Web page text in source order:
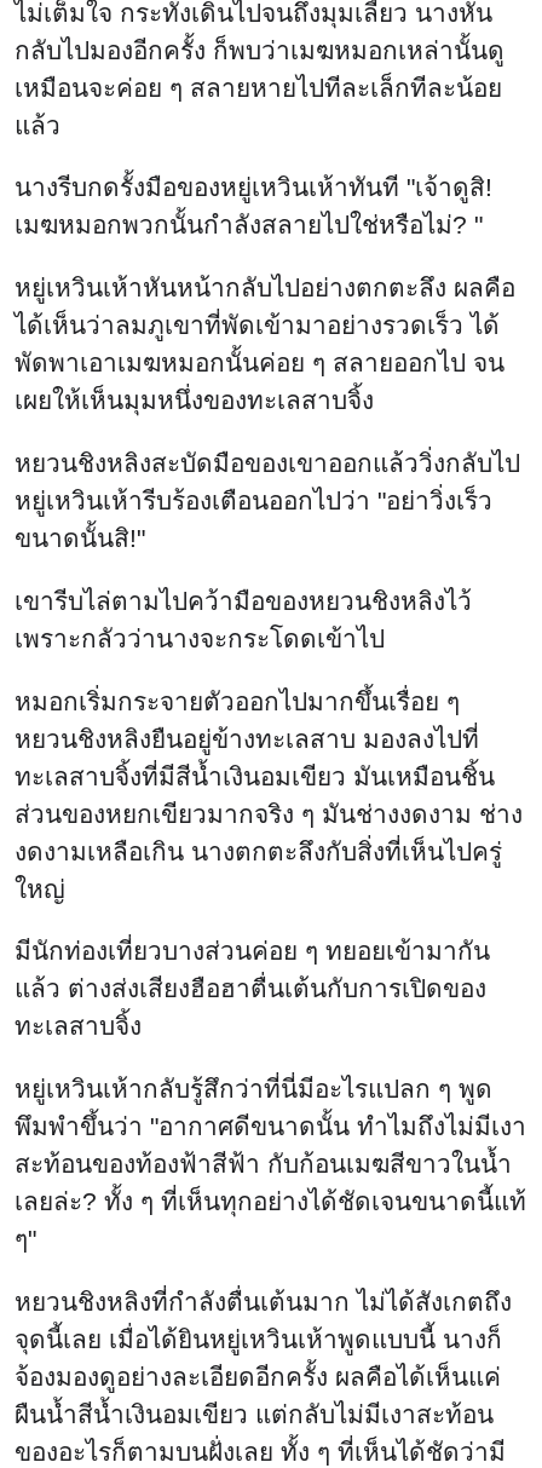
หยวนชิงหลิงที่กำลังตื่นเต้นมาก ไม่ได้สังเกตถึง
จุดนี้เลย เมื่อได้ยินหยู่เหวินเห้าพูดแบบนี้ นางก็
จ้องมองดูอย่างละเอียดอีกครั้ง ผลคือได้เห็นแค่
ผืนน้ำสีน้ำเงินอมเขียว แต่กลับไม่มีเงาสะท้อน
ของอะไรก็ตามบนฝั่งเลย ทั้ง ๆ ที่เห็นได้ชัดว่ามี